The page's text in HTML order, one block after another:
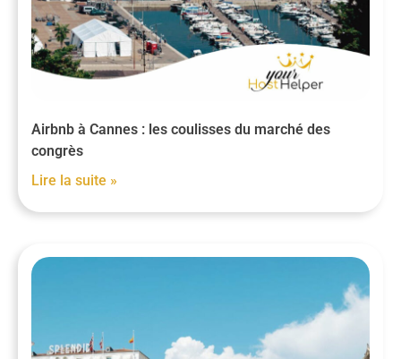
Airbnb à Cannes : les coulisses du marché des
congrès
Lire la suite »